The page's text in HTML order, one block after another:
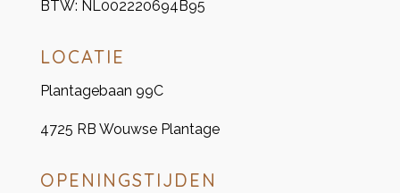
BTW: NL002220694B95
LOCATIE
Plantagebaan 99C
4725 RB Wouwse Plantage
OPENINGSTIJDEN